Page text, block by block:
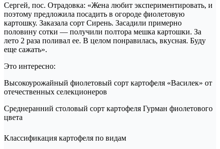
Сергей, пос. Отрадовка: «Жена любит экспериментировать, и
поэтому предложила посадить в огороде фиолетовую
картошку. Заказала сорт Сирень. Засадили примерно
половину сотки — получили полтора мешка картошки. За
лето 2 раза поливал ее. В целом понравилась, вкусная. Буду
еще сажать».
Это интересно:
Высокоурожайный фиолетовый сорт картофеля «Василек» от
отечественных селекционеров
Среднеранний столовый сорт картофеля Гурман фиолетового
цвета
Классификация картофеля по видам